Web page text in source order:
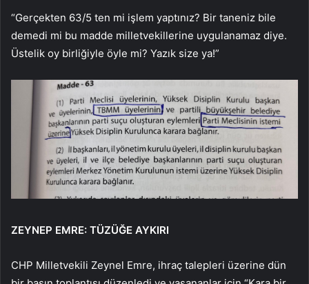
“Gerçekten 63/5 ten mi işlem yaptınız? Bir taneniz bile
demedi mi bu madde milletvekillerine uygulanamaz diye.
Üstelik oy birliğiyle öyle mi? Yazık size ya!”
ZEYNEP EMRE: TÜZÜĞE AYKIRI
CHP Milletvekili Zeynel Emre, ihraç talepleri üzerine dün